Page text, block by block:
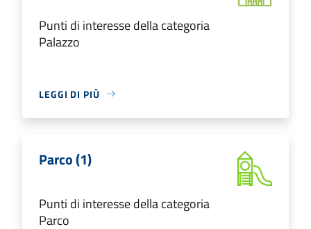
Punti di interesse della categoria
Palazzo
LEGGI DI PIÙ
Parco (1)
Punti di interesse della categoria
Parco